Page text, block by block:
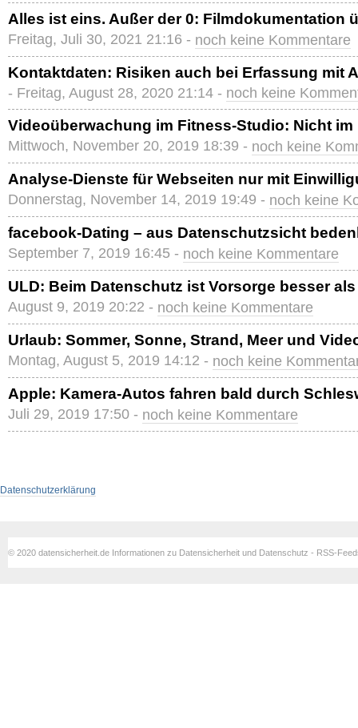
Alles ist eins. Außer der 0: Filmdokumentation
Freitag, Juli 30, 2021 21:16 - noch keine Kommentare
Kontaktdaten: Risiken auch bei Erfassung mit
- Freitag, August 28, 2020 21:14 - noch keine
Videoüberwachung im Fitness-Studio: Nicht
Mittwoch, November 20, 2019 18:39 - noch keine
Analyse-Dienste für Webseiten nur mit
Donnerstag, November 14, 2019 19:49 - noch keine
facebook-Dating – aus Datenschutzsicht
September 7, 2019 16:45 - noch keine Kommentare
ULD: Beim Datenschutz ist Vorsorge besser
August 9, 2019 20:22 - noch keine Kommentare
Urlaub: Sommer, Sonne, Strand, Meer und
Montag, August 5, 2019 14:12 - noch keine
Apple: Kamera-Autos fahren bald durch
Juli 29, 2019 17:50 - noch keine Kommentare
Datenschutzerklärung
© 2020 datensicherheit.de Informationen zu Datensicherheit und Datenschutz - RSS-